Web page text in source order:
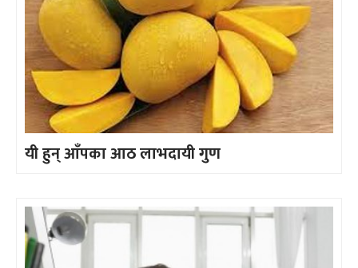
यी हुन् आँपका आठ लाभदायी गुण